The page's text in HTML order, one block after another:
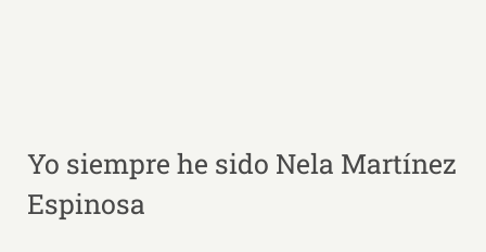
Yo siempre he sido Nela Martínez
Espinosa